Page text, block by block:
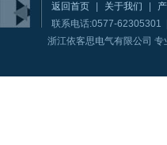
返回首页 关于我们
联系电话:0577-
浙江依客思电气有限公司 专